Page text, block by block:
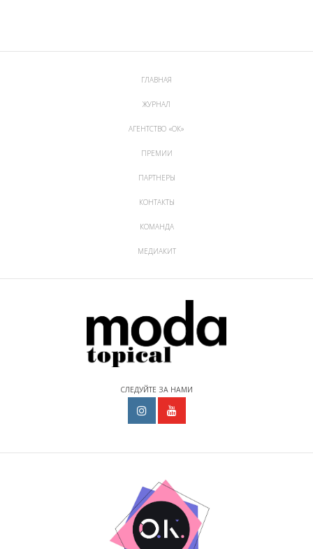
ГЛАВНАЯ
ЖУРНАЛ
АГЕНТСТВО «ОК»
ПРЕМИИ
ПАРТНЕРЫ
КОНТАКТЫ
КОМАНДА
МЕДИАКИТ
СЛЕДУЙТЕ ЗА НАМИ